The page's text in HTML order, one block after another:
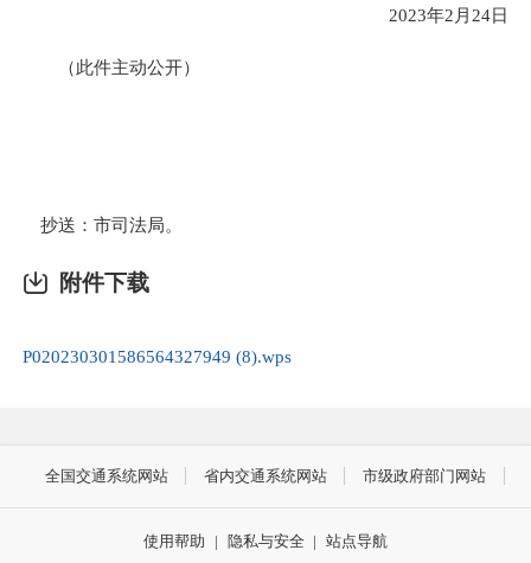
2023年2月24日
（此件主动公开）
抄送：市司法局。
附件下载
P020230301586564327949 (8).wps
全国交通系统网站 省内交通系统网站 市级政府部门网站
使用帮助 | 隐私与安全 | 站点导航